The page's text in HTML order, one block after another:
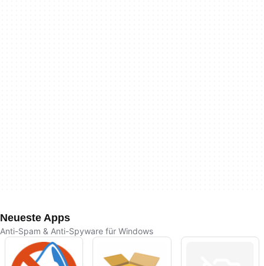
Neueste Apps
Anti-Spam & Anti-Spyware für Windows